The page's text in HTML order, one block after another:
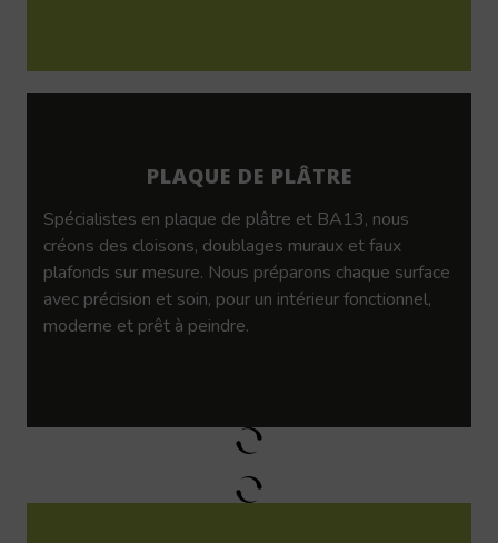
PLAQUE DE PLÂTRE
Spécialistes en plaque de plâtre et BA13, nous
créons des cloisons, doublages muraux et faux
plafonds sur mesure. Nous préparons chaque surface
avec précision et soin, pour un intérieur fonctionnel,
moderne et prêt à peindre.